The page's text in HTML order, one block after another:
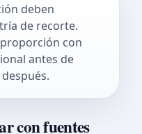
deben
de recorte.
con
antes de
con fuentes